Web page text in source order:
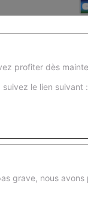
profiter dès
suivez le lien suivant :
grave, nous